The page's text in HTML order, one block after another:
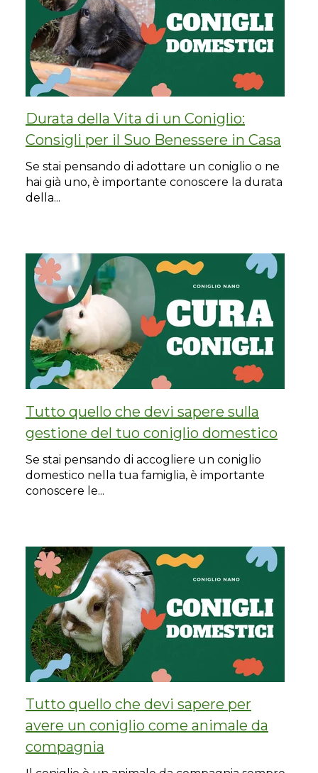
Durata della Vita di un Coniglio:
Consigli per il Suo Benessere in Casa
Se stai pensando di adottare un coniglio o ne
hai già uno, è importante conoscere la durata
della...
Tutto quello che devi sapere sulla
gestione del tuo coniglio domestico
Se stai pensando di accogliere un coniglio
domestico nella tua famiglia, è importante
conoscere le...
Tutto quello che devi sapere per
avere un coniglio come animale da
compagnia